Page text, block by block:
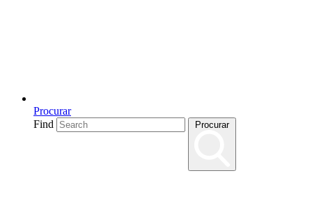
Procurar
Find
Procurar